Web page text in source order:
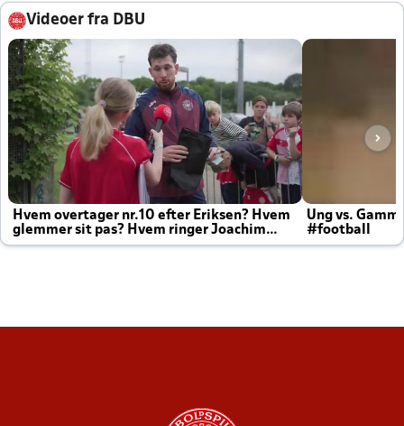
Videoer fra DBU
Hvem overtager nr.10 efter Eriksen? Hvem
glemmer sit pas? Hvem ringer Joachim
altid til efter kampe?
Ung vs.
#football